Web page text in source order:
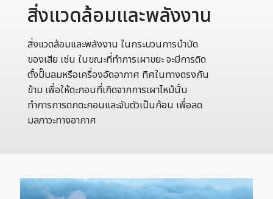
สิ่งแวดล้อมและพลังงาน
สิ่งแวดล้อมและพลังงาน ในกระบวนการบำบัด
ของเสีย เช่น ในขณะที่ทำการเผาขยะ จะมีการติด
ตั้งปั๊มลมหรือเครื่องอัดอากาศ ทิศในทางตรงกัน
ข้าม เพื่อให้ตะกอนที่เกิดจากการเผาไหม้นั้น
ทำการการตกตะกอนและจับตัวเป็นก้อน เพื่อลด
มลภาวะทางอากาศ